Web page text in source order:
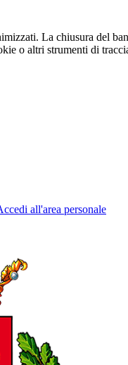
La chiusura del
o altri strumenti di
all'area personale